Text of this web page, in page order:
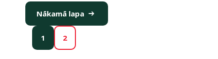
1 2
Nākamā lapa